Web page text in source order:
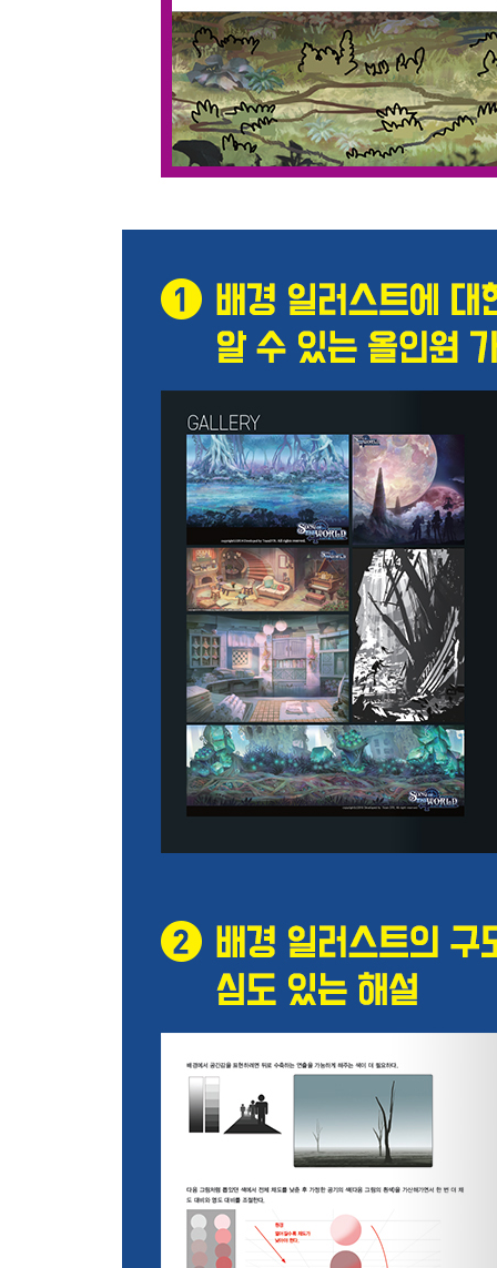
STEP 01. 인물이 그림 속 스토리텔링의 주된 역할
STEP 02. 인물이 스토리텔링에서 관찰적 역할일 때
STEP 03. 배경의 스케일감을 표현하고 싶을 때
STEP 04. 배경에서 인물을 강조하는 방법
Part 3. 배경 그리기의 기초를 위한 투시
STEP 01. 투시의 기본적인 개념과 용어
투시 원근법의 종류
STEP 01. 1점 투시
오브젝트의 분할과 증식
STEP 01. 사각형
STEP 02. 원
STEP 03. 아치
STEP 04. 투시에 맞춰 그리는 집
STEP 05. 투시에 맞춰 인물 넣기
STEP 06. 투시에 3점 투시 계단 그리기
투시에 따른 스케치 작업 과정
STEP 01. 1점 투시 소녀의 방
STEP 02. 2점 투시 공중 정원
STEP 03. 3점 투시 계단이 있는 홀
Part 4. 색의 기초 - 빛과 그림자
명암으로 형태 표현하기
STEP 01. 빛과 그림자
STEP 02. 물체의 고유 명도
다양한 빛과 그림자
STEP 01. 빛의 종류
STEP 02. 명암으로 원근감 표현하기
명암을 잘 다루기 위한 연습